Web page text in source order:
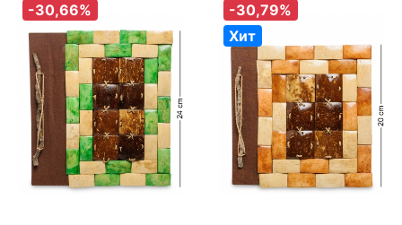
-30,66%
-30,79%
Хит